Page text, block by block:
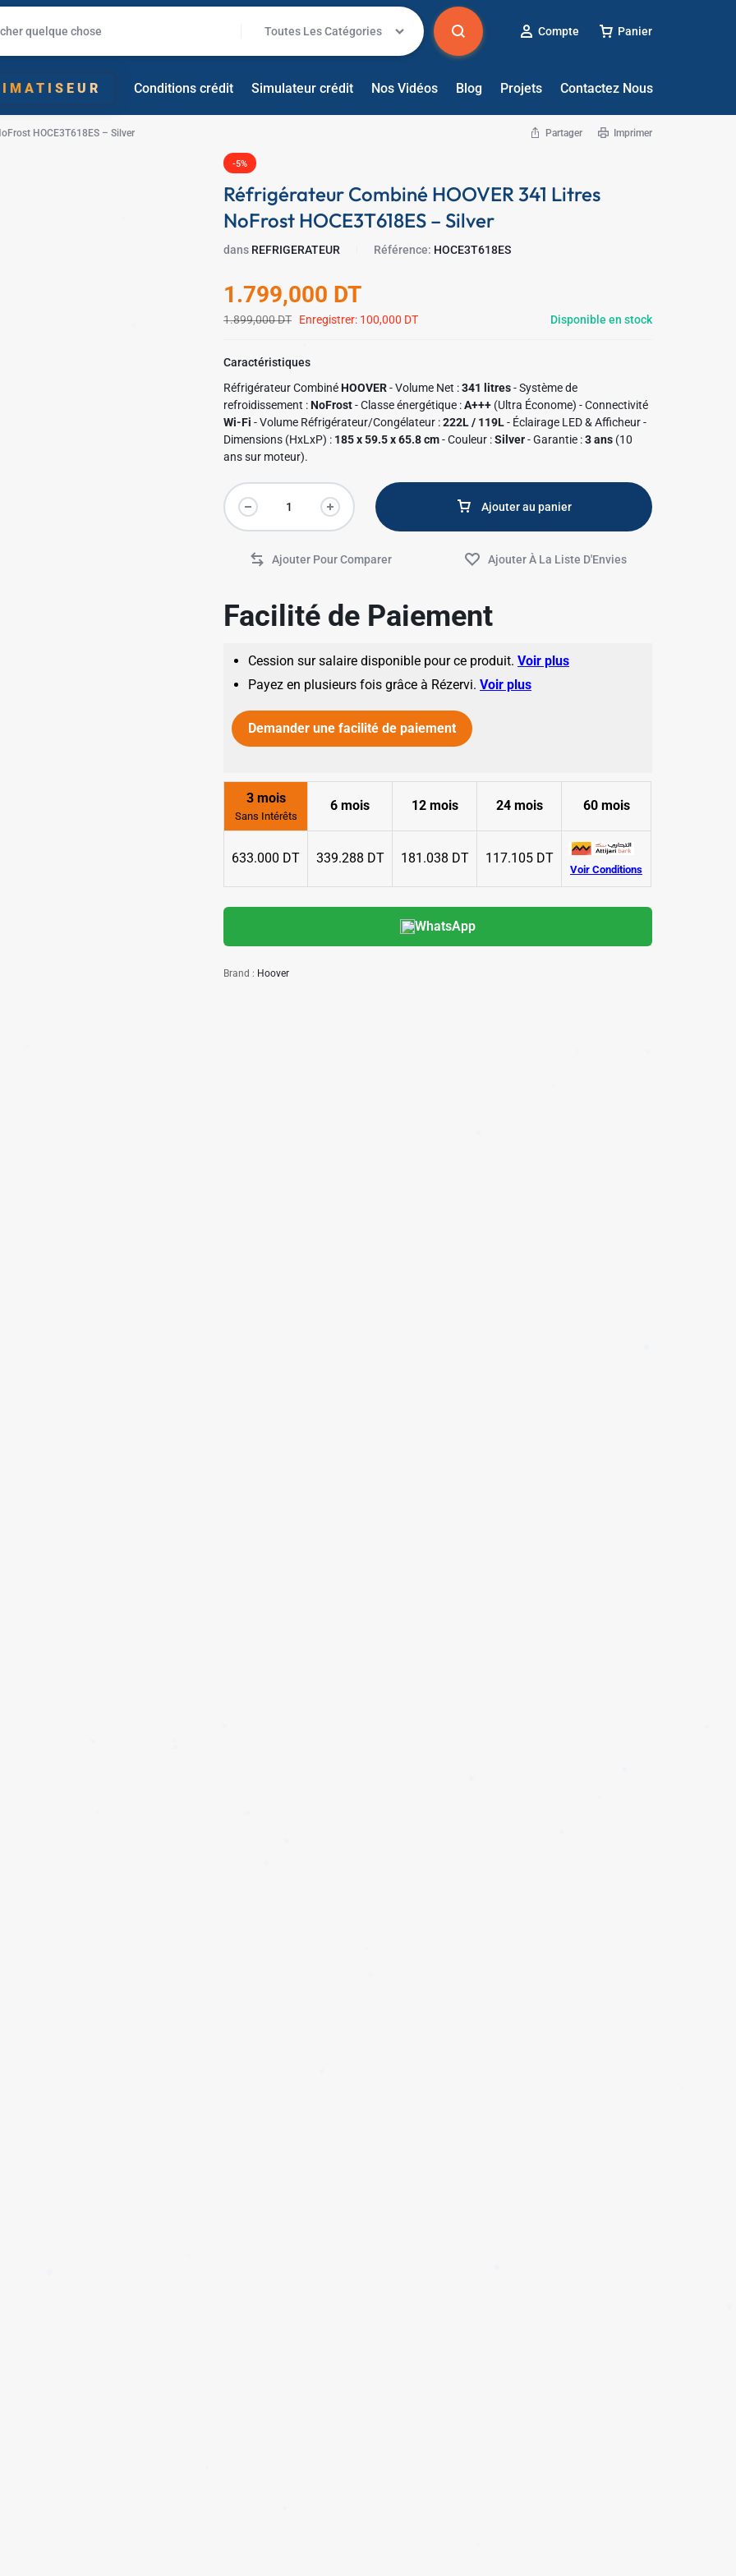
Toutes Les Catégories Compte Panier
Conditions crédit Simulateur crédit Nos Vidéos Blog Projets Contactez Nous
HOCE3T618ES – Silver Partager Imprimer
-5%
Réfrigérateur Combiné HOOVER 341 Litres
NoFrost HOCE3T618ES – Silver
dans REFRIGERATEUR Référence: HOCE3T618ES
1.799,000 DT
1.899,000DT Enregistrer: 100,000 DT Disponible en stock
Caractéristiques
Réfrigérateur CombinéHOOVER- Volume Net :341 litres- Système de
refroidissement :NoFrost- Classe énergétique :A+++ (Ultra Économe) - Connectivité
Wi-Fi - Volume Réfrigérateur/Congélateur :222L / 119L- Éclairage LED & Afficheur -
Dimensions (HxLxP) : 185 x 59.5 x 65.8 cm- Couleur :Silver- Garantie :3 ans (10
ans sur moteur).
Ajouter au panier
Facilité de Paiement
Cession sur salaire disponible pour ce produit.Voir plus
Payez en plusieurs fois grâce à Rézervi.Voir plus
Demander une facilité de paiement
3 mois
Sans Intérêts
6 mois 12 mois 24 mois 60 mois
633.000 DT 339.288 DT 181.038 DT 117.105 DT
Voir Conditions
WhatsApp
Brand : Hoover
✱
✱